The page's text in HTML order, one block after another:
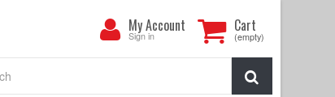
Cart
(empty)
My
Account
My Account
Sign in